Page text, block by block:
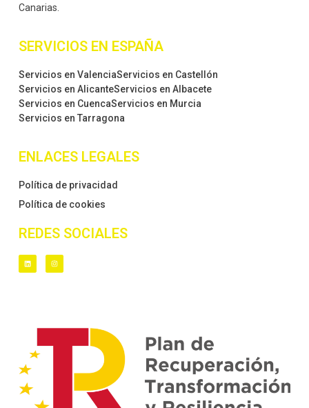
Canarias.
SERVICIOS EN ESPAÑA
Servicios en ValenciaServicios en Castellón
Servicios en AlicanteServicios en Albacete
Servicios en CuencaServicios en Murcia
Servicios en Tarragona
ENLACES LEGALES
Política de privacidad
Política de cookies
REDES SOCIALES